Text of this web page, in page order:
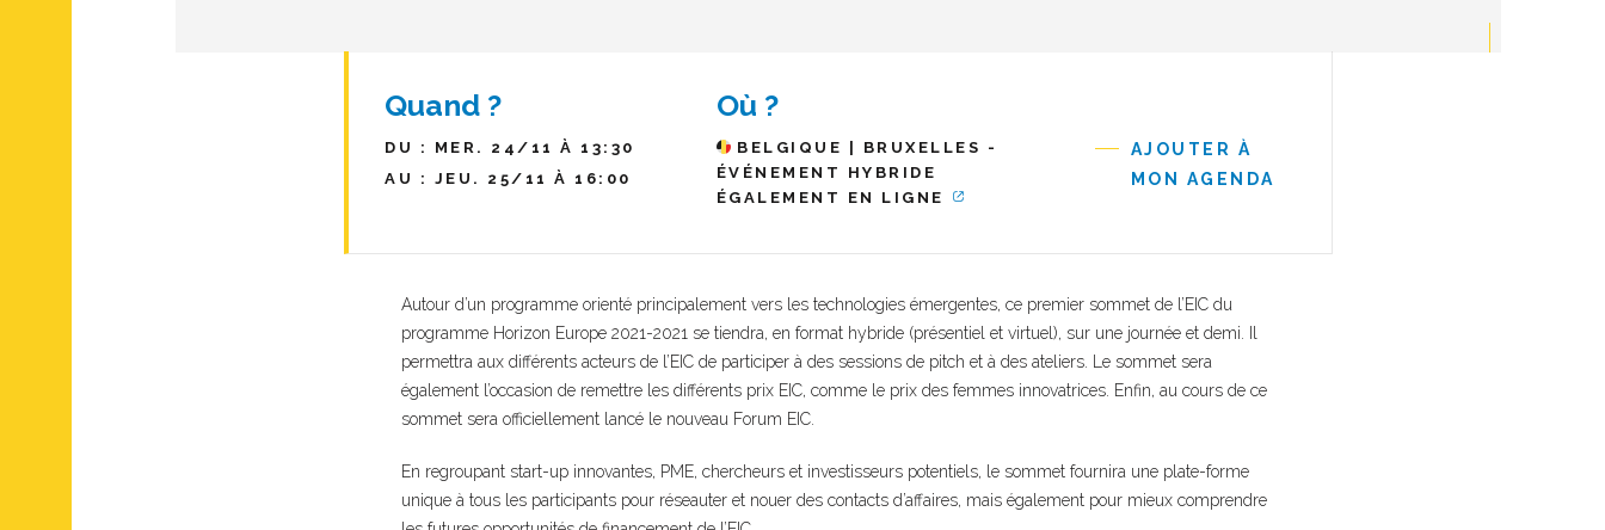
Quand ?
DU : MER. 24/11 À 13:30
AU : JEU. 25/11 À 16:00
Où ?
BELGIQUE | BRUXELLES -
ÉVÉNEMENT HYBRIDE
ÉGALEMENT EN LIGNE
AJOUTER À
MON AGENDA
Autour d’un programme orienté principalement vers les technologies émergentes, ce premier sommet de l’EIC du
programme Horizon Europe 2021-2021 se tiendra, en format hybride (présentiel et virtuel), sur une journée et demi. Il
permettra aux différents acteurs de l’EIC de participer à des sessions de pitch et à des ateliers. Le sommet sera
également l’occasion de remettre les différents prix EIC, comme le prix des femmes innovatrices. Enfin, au cours de ce
sommet sera officiellement lancé le nouveau Forum EIC.
En regroupant start-up innovantes, PME, chercheurs et investisseurs potentiels, le sommet fournira une plate-forme
unique à tous les participants pour réseauter et nouer des contacts d’affaires, mais également pour mieux comprendre